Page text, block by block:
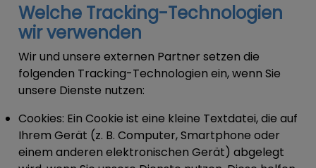
Welche Tracking-Technologien
wir verwenden
Wir und unsere externen Partner setzen die
folgenden Tracking-Technologien ein, wenn Sie
unsere Dienste nutzen:
Cookies: Ein Cookie ist eine kleine Textdatei, die auf
Ihrem Gerät (z. B. Computer, Smartphone oder
einem anderen elektronischen Gerät) abgelegt